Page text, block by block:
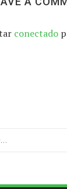
conectado